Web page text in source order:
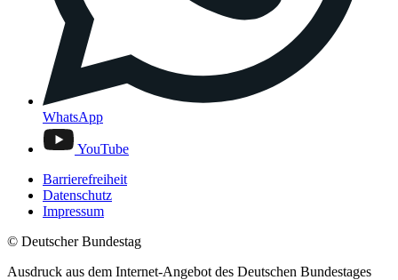
WhatsApp
YouTube
Barrierefreiheit
Datenschutz
Impressum
© Deutscher Bundestag
Ausdruck aus dem Internet-Angebot des Deutschen Bundestages